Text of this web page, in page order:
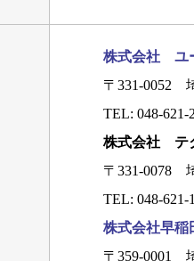
株式会社 ユ
〒331-0052
TEL: 048-621-
株式会社 テ
〒331-0078
TEL: 048-621-
株式会社早稲
〒359-0001